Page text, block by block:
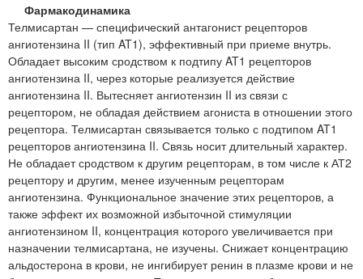
Фармакодинамика
Телмисартан — специфический антагонист рецепторов
ангиотензина II (тип AT1), эффективный при приеме внутрь.
Обладает высоким сродством к подтипу AT1 рецепторов
ангиотензина II, через которые реализуется действие
ангиотензина II. Вытесняет ангиотензин II из связи с
рецептором, не обладая действием агониста в отношении этого
рецептора. Телмисартан связывается только с подтипом AT1
рецепторов ангиотензина II. Связь носит длительный характер.
Не обладает сродством к другим рецепторам, в том числе к АТ2
рецептору и другим, менее изученным рецепторам
ангиотензина. Функциональное значение этих рецепторов, а
также эффект их возможной избыточной стимуляции
ангиотензином II, концентрация которого увеличивается при
назначении телмисартана, не изучены. Снижает концентрацию
альдостерона в крови, не ингибирует ренин в плазме крови и не